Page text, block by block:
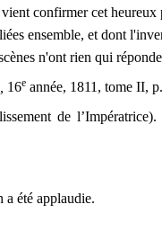
confirmer cet heureux
ensemble, et dont
n'ont rien qui
16e année, 1811, tome II,
de
a été applaudie.